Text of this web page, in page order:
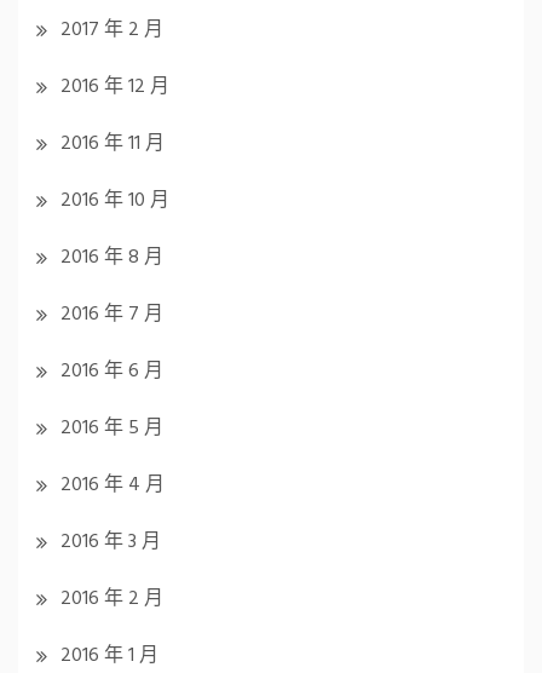
2017 年 2 月
2016 年 12 月
2016 年 11 月
2016 年 10 月
2016 年 8 月
2016 年 7 月
2016 年 6 月
2016 年 5 月
2016 年 4 月
2016 年 3 月
2016 年 2 月
2016 年 1 月